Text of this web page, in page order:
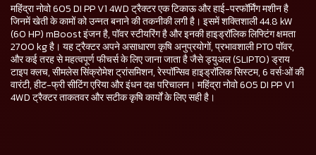
महिंद्रा नोवो 605 DI PP V1 4WD ट्रैक्टर एक टिकाऊ और हाई-परफॉर्मिंग मशीन है
जिनमें खेती के कामों को उन्नत बनाने की तकनीकी लगी है। इसमें शक्तिशाली 44.8 kW
(60 HP) mBoost इंजन है, पॉवर स्टीयरिंग है और इनकी हाइड्रॉलिक लिफ्टिंग क्षमता
2700 kg है। यह ट्रैक्टर अपने असाधारण कृषि अनुप्रयोगों, प्रभावशाली PTO पॉवर,
और कई तरह से महत्वपूर्ण फीचर्स के लिए जाना जाता है जैसे ड्युअल (SLIPTO) ड्राय
टाइप क्लच, सीमलेस सिंक्रोमेश ट्रांसमिशन, रेस्पॉन्सिव हाइड्रॉलिक सिस्टम, 6 वर्सःओं की
वारंटी, हीट-फ्री सीटिंग एरिया और इंधन दक्ष परिचालन। महिंद्रा नोवो 605 DI PP V1
4WD ट्रैक्टर ताकतवर और सटीक कृषि कार्यों के लिए सही है।